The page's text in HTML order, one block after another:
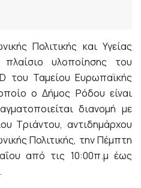
Πολιτικής και Υγείας
υλοποίησης του
του Ταμείου Ευρωπαϊκής
ο Δήμος Ρόδου είναι
διανομή με
Τριάντου, αντιδημάρχου
Πολιτικής, την Πέμπτη
από τις 10:00π.μ έως
.